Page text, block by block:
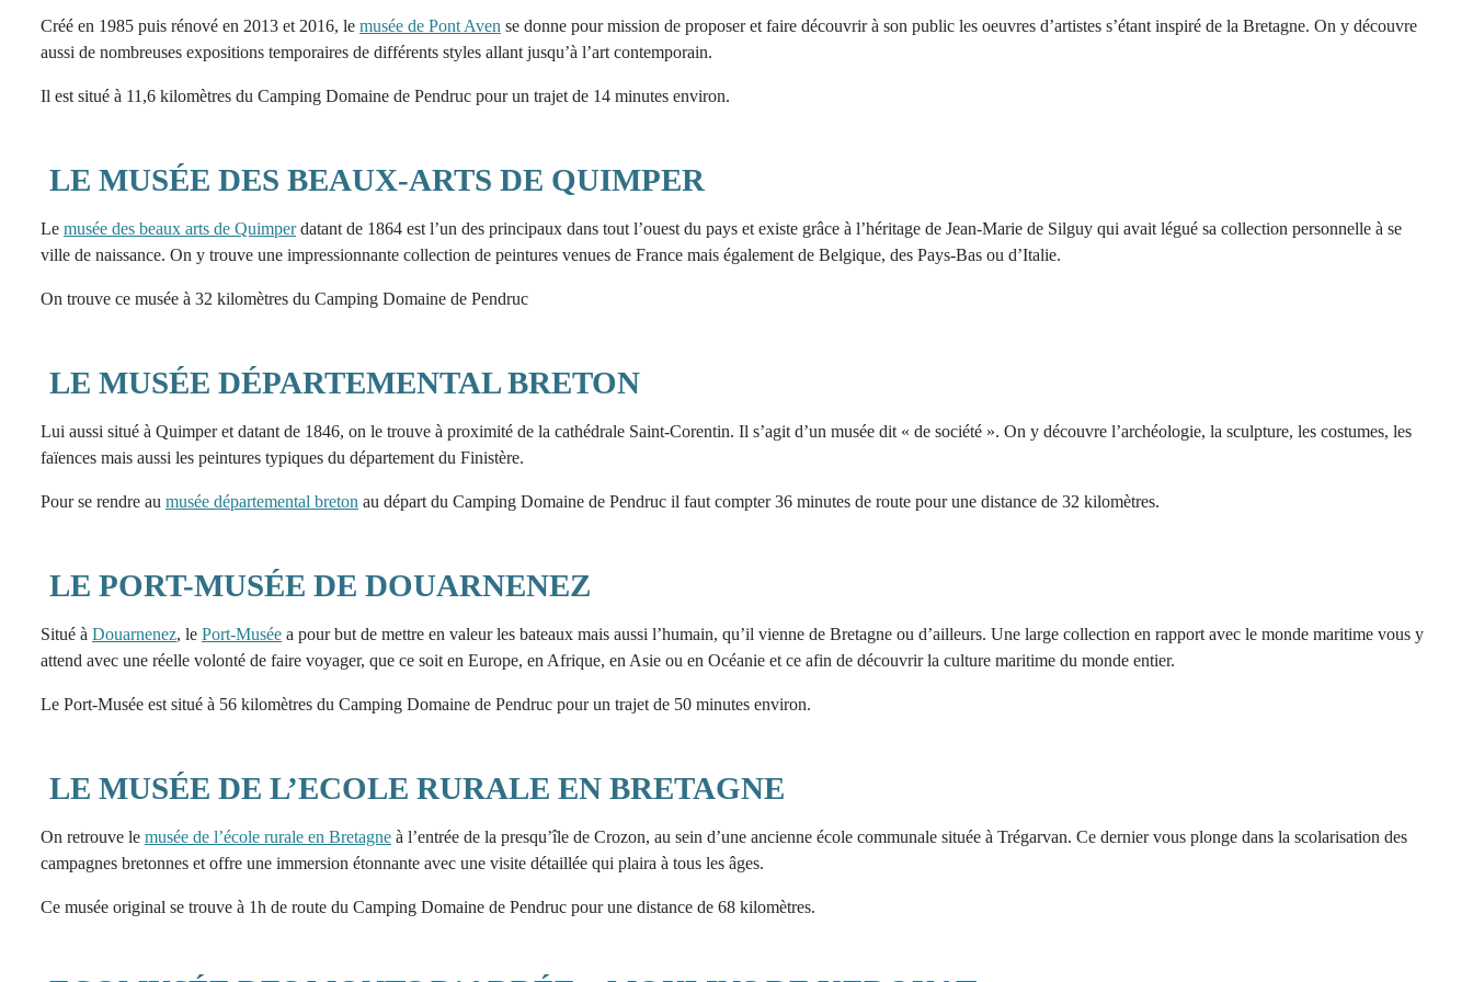
Créé en 1985 puis rénové en 2013 et 2016, le musée de Pont Aven se donne pour mission de proposer et faire découvrir à son public les oeuvres d’artistes s’étant inspiré de la Bretagne. On y découvre
aussi de nombreuses expositions temporaires de différents styles allant jusqu’à l’art contemporain.
Il est situé à 11,6 kilomètres du Camping Domaine de Pendruc pour un trajet de 14 minutes environ.
LE MUSÉE DES BEAUX-ARTS DE QUIMPER
Le musée des beaux arts de Quimperdatant de 1864 est l’un des principaux dans tout l’ouest du pays et existe grâce à l’héritage de Jean-Marie de Silguy qui avait légué sa collection personnelle à se
ville de naissance. On y trouve une impressionnante collection de peintures venues de France mais également de Belgique, des Pays-Bas ou d’Italie.
On trouve ce musée à 32 kilomètres du Camping Domaine de Pendruc
LE MUSÉE DÉPARTEMENTAL BRETON
Lui aussi situé à Quimper et datant de 1846, on le trouve à proximité de la cathédrale Saint-Corentin. Il s’agit d’un musée dit « de société ». On y découvre l’archéologie, la sculpture, les costumes, les
faïences mais aussi les peintures typiques du département du Finistère.
Pour se rendre au musée départemental breton au départ du Camping Domaine de Pendruc il faut compter 36 minutes de route pour une distance de 32 kilomètres.
LE PORT-MUSÉE DE DOUARNENEZ
Situé à Douarnenez, le Port-Musée a pour but de mettre en valeur les bateaux mais aussi l’humain, qu’il vienne de Bretagne ou d’ailleurs. Une large collection en rapport avec le monde maritime vous y
attend avec une réelle volonté de faire voyager, que ce soit en Europe, en Afrique, en Asie ou en Océanie et ce afin de découvrir la culture maritime du monde entier.
Le Port-Musée est situé à 56 kilomètres du Camping Domaine de Pendruc pour un trajet de 50 minutes environ.
LE MUSÉE DE L’ECOLE RURALE EN BRETAGNE
On retrouve le musée de l’école rurale en Bretagne à l’entrée de la presqu’île de Crozon, au sein d’une ancienne école communale située à Trégarvan. Ce dernier vous plonge dans la scolarisation des
campagnes bretonnes et offre une immersion étonnante avec une visite détaillée qui plaira à tous les âges.
Ce musée original se trouve à 1h de route du Camping Domaine de Pendruc pour une distance de 68 kilomètres.